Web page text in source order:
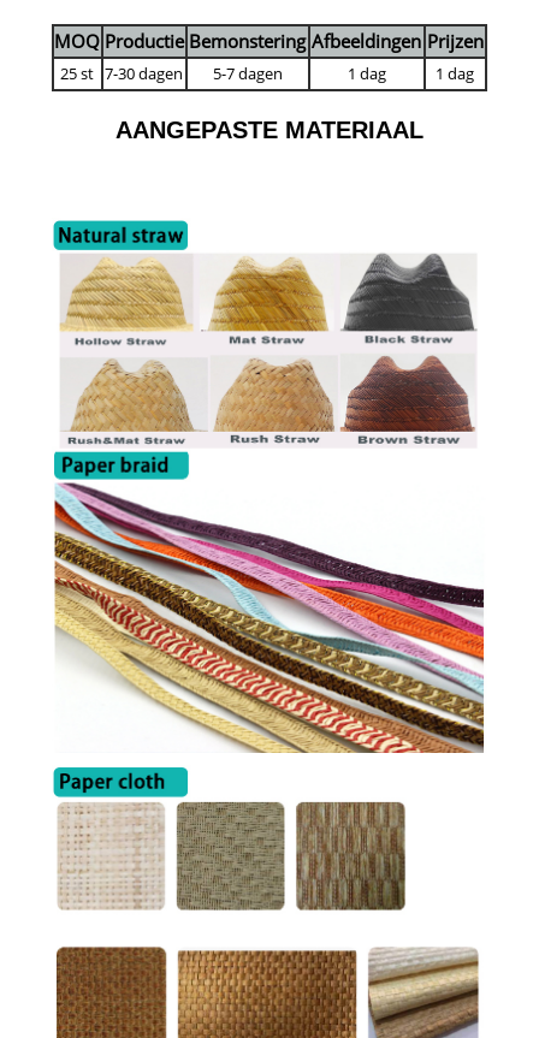
MOQ Productie Bemonstering Afbeeldingen Prijzen
25 st 7-30 dagen 5-7 dagen 1 dag 1 dag
AANGEPASTE MATERIAAL